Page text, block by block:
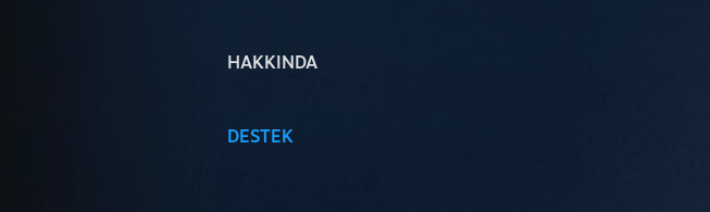
HAKKINDA
DESTEK